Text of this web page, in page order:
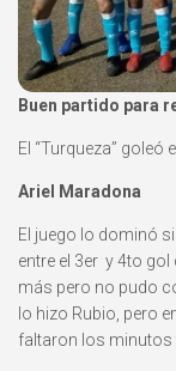
Buen partido para
El “Turqueza” goleó
Ariel Maradona
El juego lo dominó
entre el 3er y 4to
más pero no pudo
lo hizo Rubio, pero
faltaron los minutos